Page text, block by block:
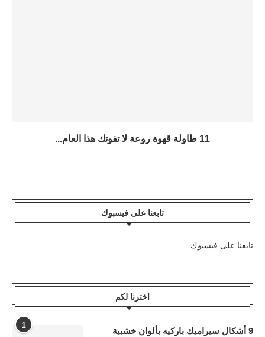
11 طاولة قهوة روعة لا تفوتك هذا العام...
تابعنا على فيسبوك
تابعنا على فيسبوك
اخترنا لكم
1
9 أشكال سيراميك باركيه بألوان خشبية